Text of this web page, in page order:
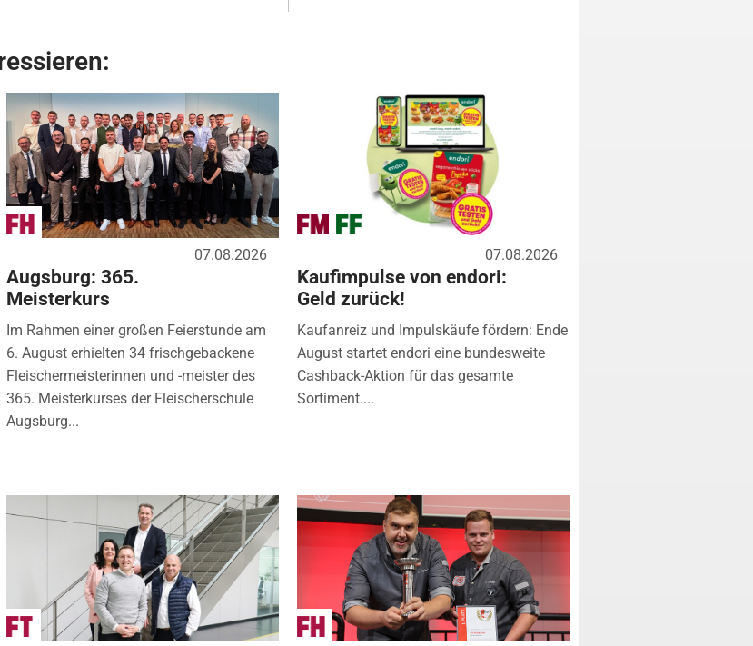
07.08.2026
Augsburg: 365.
Meisterkurs
Im Rahmen einer großen Feierstunde am
6. August erhielten 34 frischgebackene
Fleischermeisterinnen und -meister des
365. Meisterkurses der Fleischerschule
Augsburg...
07.08.2026
Kaufimpulse von endori:
Geld zurück!
Kaufanreiz und Impulskäufe fördern: Ende
August startet endori eine bundesweite
Cashback-Aktion für das gesamte
Sortiment....